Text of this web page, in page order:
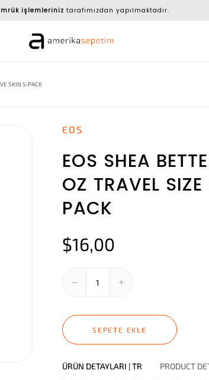
işlemleriniz tarafımızdan yapılmaktadır.
SKIN 5-PACK
EOS
EOS SHEA
OZ TRAVEL
PACK
$16,00
SEPETE EKLE
ÜRÜN DETAYLARI | TR PRODUCT